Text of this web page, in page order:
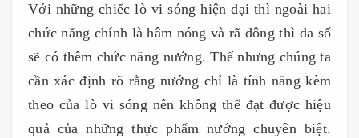
Với những chiếc lò vi sóng hiện đại thì ngoài hai
chức năng chính là hâm nóng và rã đông thì đa số
sẽ có thêm chức năng nướng. Thế nhưng chúng ta
cần xác định rõ rằng nướng chỉ là tính năng kèm
theo của lò vi sóng nên không thể đạt được hiệu
quả của những thực phẩm nướng chuyên biệt.